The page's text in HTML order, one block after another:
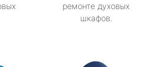
ремонте духовых
шкафов.